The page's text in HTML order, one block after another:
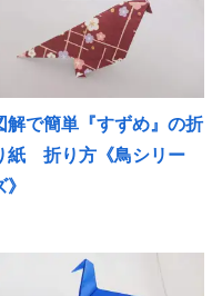
解で簡単『すずめ』の折
紙 折り方《鳥シリー
》